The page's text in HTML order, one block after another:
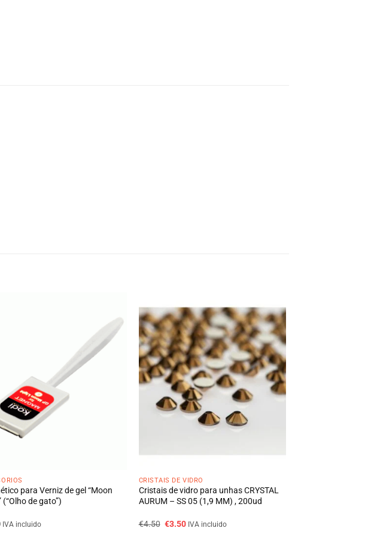
para Verniz de gel “Moon
(“Olho de gato”)
IVA incluido
CRISTAIS DE VIDRO
Cristais de vidro para unhas CRYSTAL
AURUM – SS 05 (1,9 MM) , 200ud
€4.50 O
€3.50OIVA incluido